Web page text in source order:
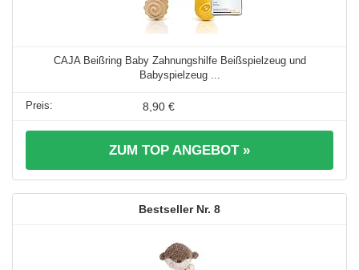
CAJA Beißring Baby Zahnungshilfe Beißspielzeug und
Babyspielzeug ...
8,90 €
ZUM TOP ANGEBOT »
8